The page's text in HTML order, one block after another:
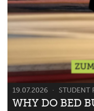
19.07.2026 STUDENT
WHY DO BED